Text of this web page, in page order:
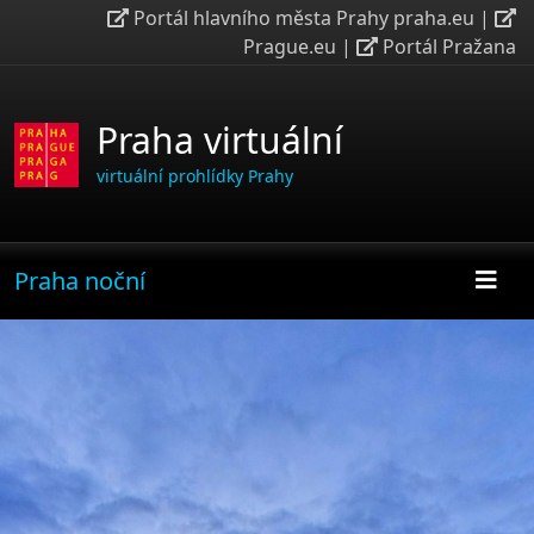
Portál hlavního města Prahy praha.eu |
Prague.eu | Portál Pražana
Praha virtuální
virtuální prohlídky Prahy
Praha noční